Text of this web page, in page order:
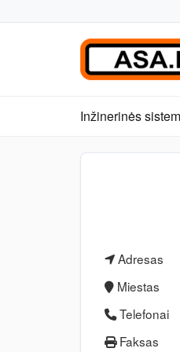
Inžinerinės
Adresas
Miestas
Telefonai
Faksas